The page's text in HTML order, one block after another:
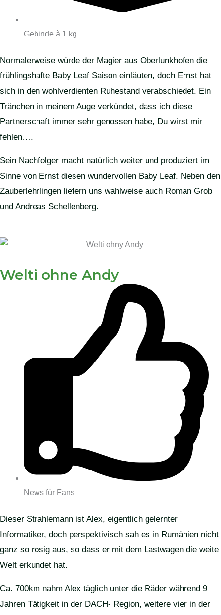
Gebinde à 1 kg
Normalerweise würde der Magier aus Oberlunkhofen die
frühlingshafte Baby Leaf Saison einläuten, doch Ernst hat
sich in den wohlverdienten Ruhestand verabschiedet. Ein
Tränchen in meinem Auge verkündet, dass ich diese
Partnerschaft immer sehr genossen habe, Du wirst mir
fehlen….
Sein Nachfolger macht natürlich weiter und produziert im
Sinne von Ernst diesen wundervollen Baby Leaf. Neben den
Zauberlehrlingen liefern uns wahlweise auch Roman Grob
und Andreas Schellenberg.
Welti ohne Andy
News für Fans
Dieser Strahlemann ist Alex, eigentlich gelernter
Informatiker, doch perspektivisch sah es in Rumänien nicht
ganz so rosig aus, so dass er mit dem Lastwagen die weite
Welt erkundet hat.
Ca. 700km nahm Alex täglich unter die Räder während 9
Jahren Tätigkeit in der DACH- Region, weitere vier in der